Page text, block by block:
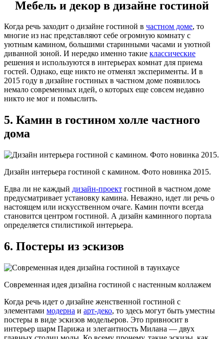
Мебель и декор в дизайне гостиной
Когда речь заходит о дизайне гостиной в частном доме, то
многие из нас представляют себе огромную комнату с
уютным камином, большими старинными часами и уютной
диванной зоной. И нередко именно такие классические
решения и используются в интерьерах комнат для приема
гостей. Однако, еще никто не отменял эксперименты. И в
2015 году в дизайне гостиных в частном доме появилось
немало современных идей, о которых еще совсем недавно
никто не мог и помыслить.
5. Камин в гостином холле частного
дома
Дизайн интерьера гостиной с камином. Фото новинка 2015.
Едва ли не каждый дизайн-проект гостиной в частном доме
предусматривает установку камина. Неважно, идет ли речь о
настоящем или искусственном очаге. Камин почти всегда
становится центром гостиной. А дизайн каминного портала
определяется стилистикой интерьера.
6. Постеры из эскизов
Современная идея дизайна гостиной с настенным коллажем
Когда речь идет о дизайне женственной гостиной с
элементами модерна и арт-деко, то здесь могут быть уместны
постеры в виде эскизов модельеров. Это привносит в
интерьер шарм Парижа и элегантность Милана — двух